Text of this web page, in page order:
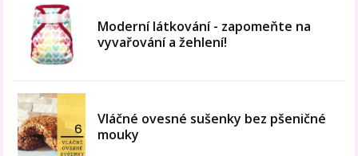
Moderní látkování - zapomeňte na
vyvařování a žehlení!
Vláčné ovesné sušenky bez pšeničné
mouky